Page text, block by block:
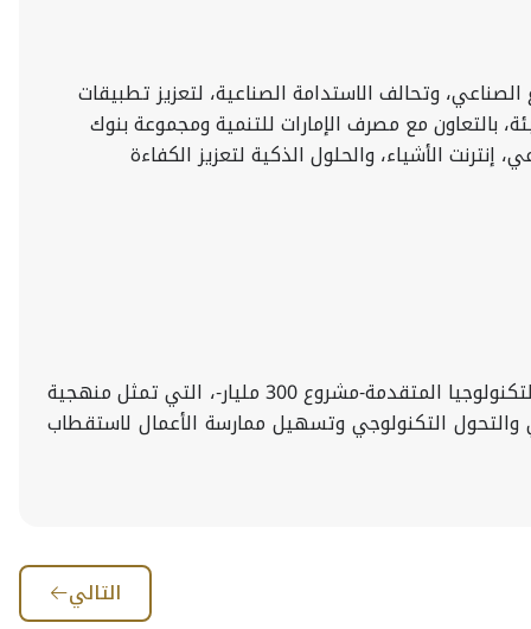
وتحالف الاستدامة الصناعية، لتعزيز تطبيقات
بالتعاون مع مصرف الإمارات للتنمية ومجموعة بنوك
إنترنت الأشياء، والحلول الذكية لتعزيز الكفاءة
وتواصل وزارة الصناعة والتكنولوجيا المتقدمة دورها في تمكين القطاع الصناعي تحت مظلة الاستراتيجية الوطنية للصناعة والتكنولوجيا المتقدمة-مشروع 300 مليار-، التي تمثل منهجية
والتحول التكنولوجي وتسهيل ممارسة الأعمال لاستقطاب
التالي